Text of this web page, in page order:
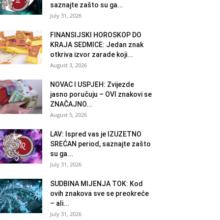
saznajte zašto su ga...
July 31, 2026
FINANSIJSKI HOROSKOP DO
KRAJA SEDMICE: Jedan znak
otkriva izvor zarade koji...
August 3, 2026
NOVAC I USPJEH: Zvijezde
jasno poručuju – OVI znakovi se
ZNAČAJNO...
August 5, 2026
LAV: Ispred vas je IZUZETNO
SREĆAN period, saznajte zašto
su ga...
July 31, 2026
SUDBINA MIJENJA TOK: Kod
ovih znakova sve se preokreće
– ali...
July 31, 2026